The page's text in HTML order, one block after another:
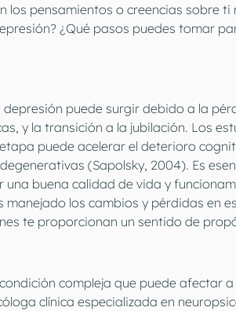
los pensamientos o creencias sobre
¿Qué pasos puedes tomar
depresión puede surgir debido a la
y la transición a la jubilación. Los
puede acelerar el deterioro
(Sapolsky, 2004). Es
buena calidad de vida y
manejado los cambios y pérdidas en
te proporcionan un sentido de
compleja que puede afectar
clínica especializada en